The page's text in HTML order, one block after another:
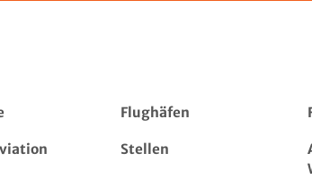
Flughäfen
Stellen